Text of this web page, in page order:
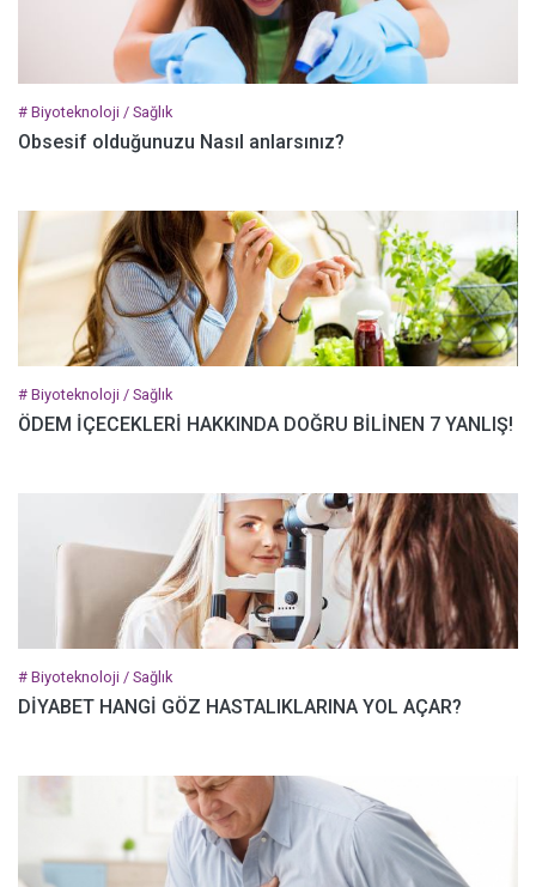
# Biyoteknoloji / Sağlık
Obsesif olduğunuzu Nasıl anlarsınız?
# Biyoteknoloji / Sağlık
ÖDEM İÇECEKLERİ HAKKINDA DOĞRU BİLİNEN 7 YANLIŞ!
# Biyoteknoloji / Sağlık
DİYABET HANGİ GÖZ HASTALIKLARINA YOL AÇAR?